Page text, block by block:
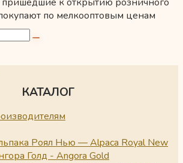
по мелкооптовым ценам
КАТАЛОГ
Роял Нью — Alpaca Royal New
Голд - Angora Gold